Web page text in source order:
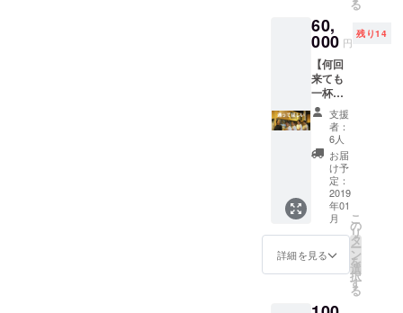
載しな
いこと
も可能
です。
サイズ
ご確
認・ク
レジッ
トにつ
いては
ファン
ディン
グ終了
後にあ
らため
絡いた
します
ト致し
ます ※
クレ
ジット
は、本
名かハ
ンドル
ネーム
をお選
びいた
だけま
す。ま
たどち
らも掲
載しな
も可能
です。
ン後の
提供と
なりま
す（グ
ランド
オープ
ン２０
１９年
１月予
定） ◎
ギャラ
リーの
どこか
にお名
前をク
レジッ
ト致し
ラー・
ビアグ
ラス・
コース
ター・
ステッ
カー・
オープ
ン記念
限定T
シャ
ツ） す
べてオ
リジナ
ルの品
となり
ます ◎
る
60,
000 円
残り14
【何回
来ても
一杯無
料！年
間パス
コー
ス】 ◎
来店す
るたび
に藤浦
氏仕込
みの
ビール
一杯無
料！ グ
ランド
ンから
支援
者：
6人
お届
け予
定：
2019
年01
月
詳細を見る
こ
の
リ
タ
ー
ン
を
選
択
す
る